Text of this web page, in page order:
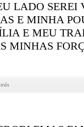
LADO SEREI
E MINHA
E MEU
MINHAS